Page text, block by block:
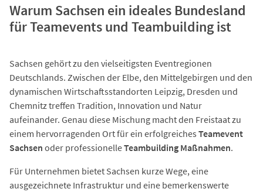
Warum Sachsen ein ideales Bundesland
für Teamevents und Teambuilding ist
Sachsen gehört zu den vielseitigsten Eventregionen
Deutschlands. Zwischen der Elbe, den Mittelgebirgen und den
dynamischen Wirtschaftsstandorten Leipzig, Dresden und
Chemnitz treffen Tradition, Innovation und Natur
aufeinander. Genau diese Mischung macht den Freistaat zu
einem hervorragenden Ort für ein erfolgreiches Teamevent
Sachsen oder professionelleTeambuilding Maßnahmen.
Für Unternehmen bietet Sachsen kurze Wege, eine
ausgezeichnete Infrastruktur und eine bemerkenswerte